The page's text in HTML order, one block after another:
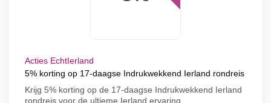
Acties EchtIerland
5% korting op 17-daagse Indrukwekkend Ierland rondreis
Krijg 5% korting op de 17-daagse Indrukwekkend Ierland
rondreis voor de ultieme Ierland ervaring